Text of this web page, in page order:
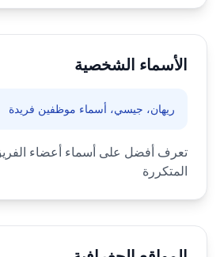
الأسماء الشخصية
ريهان، جيسي، أسماء موظفين فريدة
تعرف أفضل على أسماء أعضاء
المتكررة